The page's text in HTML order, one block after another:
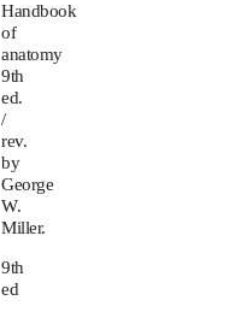
Handbook
of
anatomy
9th
ed.
/
rev.
by
George
W.
Miller.
9th
ed